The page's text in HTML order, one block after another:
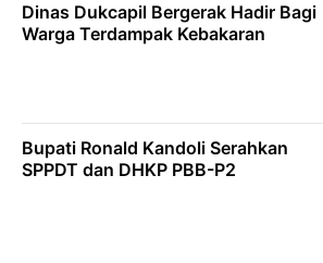
Dinas Dukcapil Bergerak Hadir Bagi
Warga Terdampak Kebakaran
Bupati Ronald Kandoli Serahkan
SPPDT dan DHKP PBB-P2